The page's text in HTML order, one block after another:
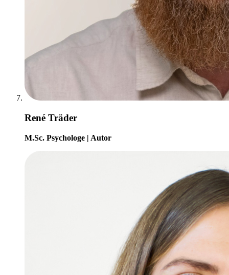
René Träder
M.Sc. Psychologe | Autor